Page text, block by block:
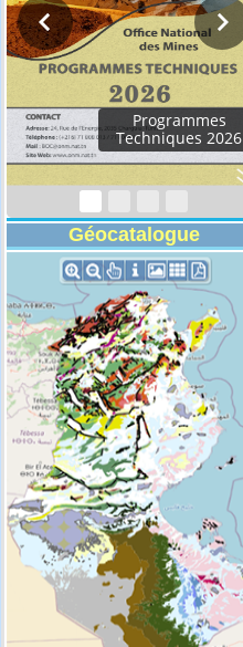
Programmes
Techniques 2026
Géocatalogue